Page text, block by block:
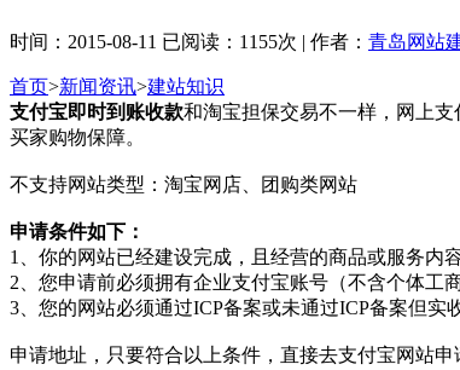
时间：2015-08-11 已阅读：1155次 | 作者： 青岛网站
首页>新闻资讯>建站知识
支付宝即时到账收款和淘宝担保交易不一样，网上
买家购物保障。
不支持网站类型：淘宝网店、团购类网站
申请条件如下：
1、你的网站已经建设完成，且经营的商品或服务内
2、您申请前必须拥有企业支付宝账号（不含个体工
3、您的网站必须通过ICP备案或未通过ICP备案但实
申请地址，只要符合以上条件，直接去支付宝网站申